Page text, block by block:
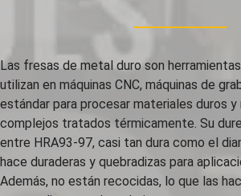
Las fresas de metal duro son
utilizan en máquinas CNC, máquinas de
estándar para procesar materiales duros
complejos tratados térmicamente. Su
entre HRA93-97, casi tan dura como el
hace duraderas y quebradizas para
Además, no están recocidas, lo que las